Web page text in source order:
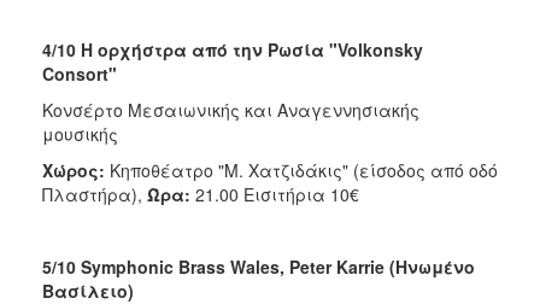
4/10 Η ορχήστρα από την Ρωσία "Volkonsky
Consort"
Κονσέρτο Μεσαιωνικής και Αναγεννησιακής
μουσικής
Χώρος: Κηποθέατρο "Μ. Χατζιδάκις" (είσοδος από οδό
Πλαστήρα), Ώρα: 21.00 Εισιτήρια 10€
5/10 Symphonic Brass Wales, Peter Κarrie (Ηνωμένο
Βασίλειο)